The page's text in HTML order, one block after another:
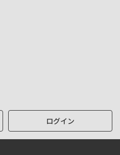
ログイン